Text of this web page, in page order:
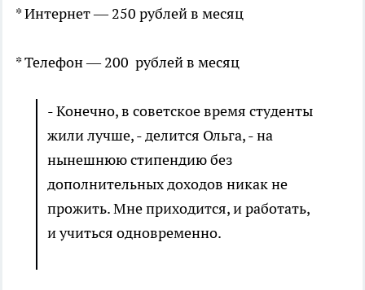
* Интернет — 250 рублей в месяц
* Телефон — 200 рублей в месяц
- Конечно, в советское время студенты
жили лучше, - делится Ольга, - на
нынешнюю стипендию без
дополнительных доходов никак не
прожить. Мне приходится, и работать,
и учиться одновременно.